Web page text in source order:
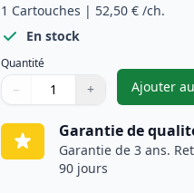
1 Cartouches | 52,50 € /ch.
En stock
Quantité
Quantité
Utilisez les boutons pour ajuster
− +
Quantité
Ajouter ,
Garantie de
Garantie de 3 ans.
90 jours